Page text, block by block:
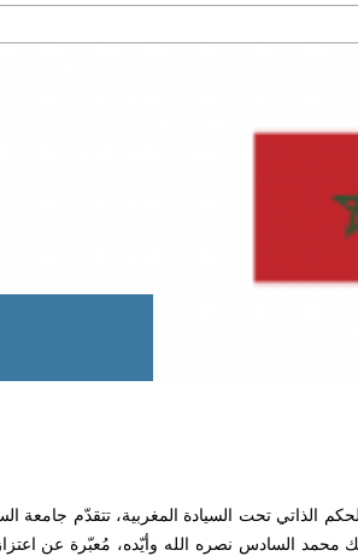
الذاتي تحت السيادة المغربية، تتقدّم جامعة
محمد السادس نصره الله وأيّده، مُعبّرة عن